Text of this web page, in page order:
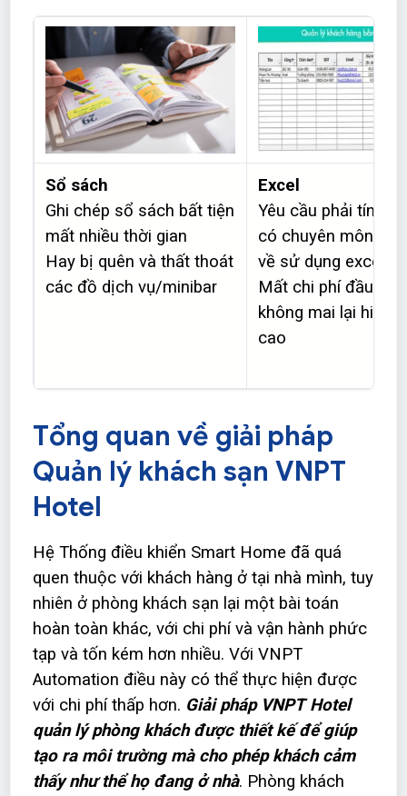
Sổ sách
Ghi chép sổ sách bất tiện
mất nhiều thời gian
Hay bị quên và thất thoát
các đồ dịch vụ/minibar
Excel
Yêu cầu phải tính
có chuyên môn cơ
về sử dụng excel
Mất chi phí đầu tư
không mai lại hiệu
cao
Tổng quan về giải pháp
Quản lý khách sạn VNPT
Hotel
Hệ Thống điều khiển Smart Home đã quá
quen thuộc với khách hàng ở tại nhà mình, tuy
nhiên ở phòng khách sạn lại một bài toán
hoàn toàn khác, với chi phí và vận hành phức
tạp và tốn kém hơn nhiều. Với VNPT
Automation điều này có thể thực hiện được
với chi phí thấp hơn. Giải pháp VNPT Hotel
quản lý phòng khách được thiết kế để giúp
tạo ra môi trường mà cho phép khách cảm
thấy như thể họ đang ở nhà. Phòng khách